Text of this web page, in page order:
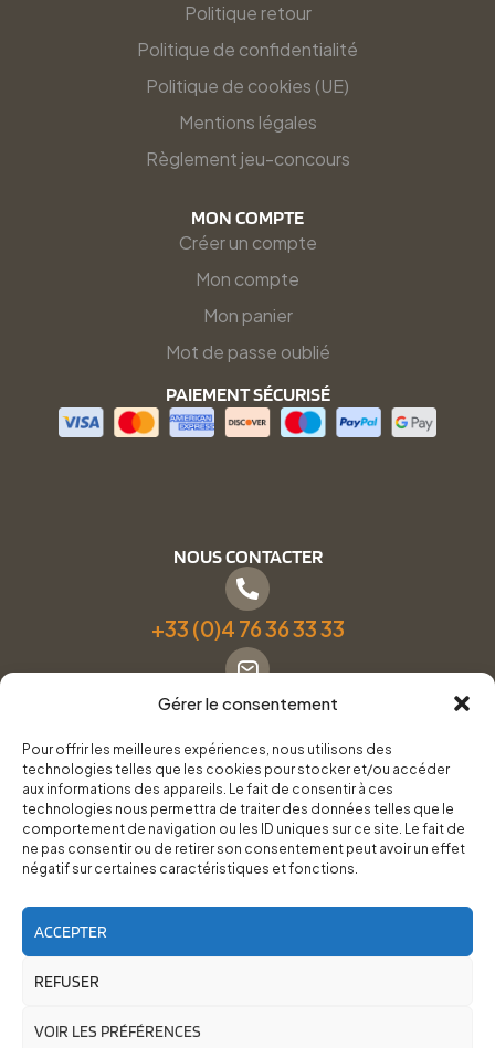
Gérer le consentement
Pour offrir les meilleures expériences, nous utilisons des
technologies telles que les cookies pour stocker et/ou accéder
aux informations des appareils. Le fait de consentir à ces
technologies nous permettra de traiter des données telles que le
comportement de navigation ou les ID uniques sur ce site. Le fait de
ne pas consentir ou de retirer son consentement peut avoir un effet
négatif sur certaines caractéristiques et fonctions.
ACCEPTER
REFUSER
VOIR LES PRÉFÉRENCES
Politique retour
Politique de confidentialité
Politique de cookies (UE)
Mentions légales
Règlement jeu-concours
MON COMPTE
Créer un compte
Mon compte
Mon panier
Mot de passe oublié
PAIEMENT SÉCURISÉ
NOUS CONTACTER
+33 (0)4 76 36 33 33
Formulaire de contact
Pneus Services Loisirs - Garage Point S - 28 Bd Denfert
Rochereau, 38500 Voiron
RoadTrip Équipement/Pneus Services Loisirs - 2026